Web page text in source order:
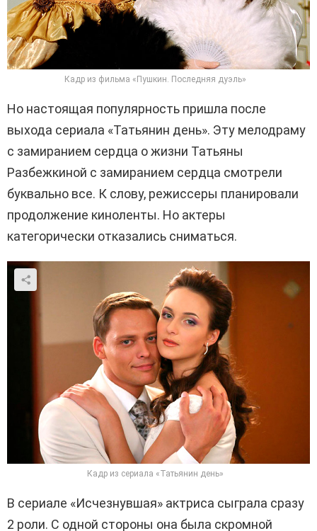
Кадр из фильма «Пушкин. Последняя дуэль»
Но настоящая популярность пришла после
выхода сериала «Татьянин день». Эту мелодраму
с замиранием сердца о жизни Татьяны
Разбежкиной с замиранием сердца смотрели
буквально все. К слову, режиссеры планировали
продолжение киноленты. Но актеры
категорически отказались сниматься.
Кадр из сериала «Татьянин день»
В сериале «Исчезнувшая» актриса сыграла сразу
2 роли. С одной стороны она была скромной